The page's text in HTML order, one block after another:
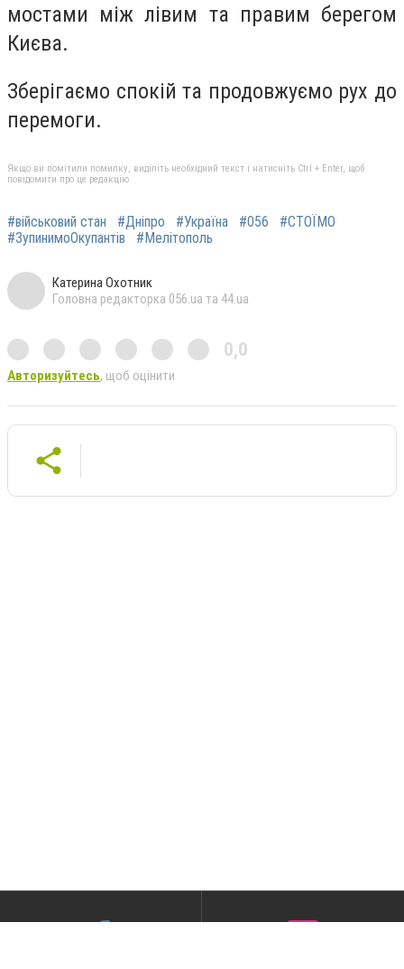
мостами між лівим та правим берегом
Києва.
Зберігаємо спокій та продовжуємо рух до
перемоги.
Якщо ви помітили помилку, виділіть необхідний текст і натисніть Ctrl + Enter, щоб
повідомити про це редакцію
#військовий стан #Дніпро #Україна #056
#СТОЇМО
#ЗупинимоОкупантів
#Мелітополь
Катерина Охотник
Головна редакторка 056.ua та 44.ua
0,0
Авторизуйтесь, щоб оцінити